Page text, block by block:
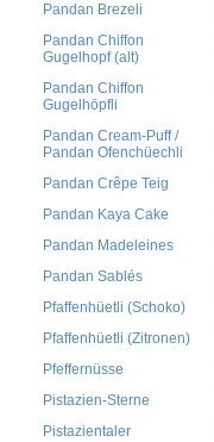
Pandan Brezeli
Pandan Chiffon
Gugelhopf (alt)
Pandan Chiffon
Gugelhöpfli
Pandan Cream-Puff /
Pandan Ofenchüechli
Pandan Crêpe Teig
Pandan Kaya Cake
Pandan Madeleines
Pandan Sablés
Pfaffenhüetli (Schoko)
Pfaffenhüetli (Zitronen)
Pfeffernüsse
Pistazien-Sterne
Pistazientaler